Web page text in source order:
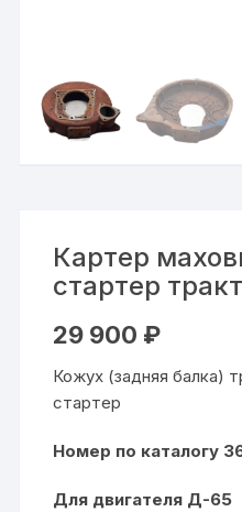
Картер
стартер
29 900 ₽
Кожух (задняя балка)
стартер
Номер по каталогу
Для двигателя Д-65